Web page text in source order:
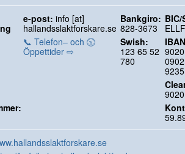
e-post: info [at]
hallandsslaktforskare.se
Bankgiro:
828-3673
BIC/
📞 Telefon– och 🕥
Öppettider ⇨
Swish:
123 65 52
780
9235
9020